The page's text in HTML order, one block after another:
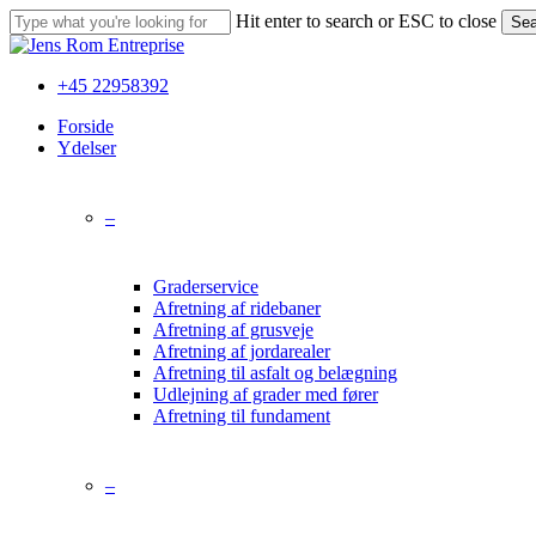
Skip
to
content
Hit enter to search or ESC to close
Close
+45 22958392
Menu
Forside
Ydelser
–
Graderservice
Afretning af ridebaner
Afretning af grusveje
Afretning af jordarealer
Afretning til asfalt og belægning
Udlejning af grader med fører
Afretning til fundament
–